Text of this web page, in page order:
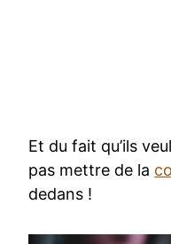
Et du fait qu’ils
pas mettre de la
dedans !